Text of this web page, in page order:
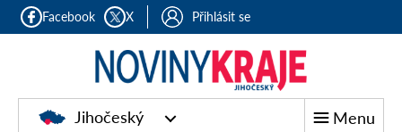
Facebook X Přihlásit se
Jihočeský Menu